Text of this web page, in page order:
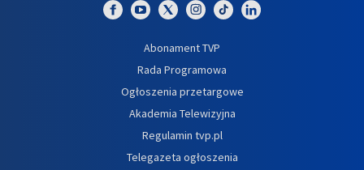
Abonament TVP
Rada Programowa
Ogłoszenia przetargowe
Akademia Telewizyjna
Regulamin tvp.pl
Telegazeta ogłoszenia